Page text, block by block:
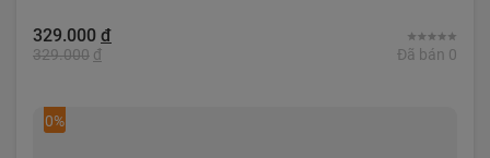
329.000 đ
329.000 đ Đã bán 0
0%